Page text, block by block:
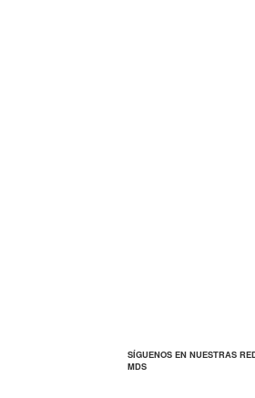
SÍGUENOS EN NUESTRAS
MDS